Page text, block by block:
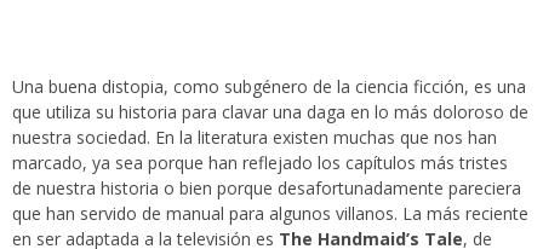
Una buena distopia, como subgénero de la ciencia ficción, es una
que utiliza su historia para clavar una daga en lo más doloroso de
nuestra sociedad. En la literatura existen muchas que nos han
marcado, ya sea porque han reflejado los capítulos más tristes
de nuestra historia o bien porque desafortunadamente pareciera
que han servido de manual para algunos villanos. La más reciente
en ser adaptada a la televisión es The Handmaid’s Tale, de